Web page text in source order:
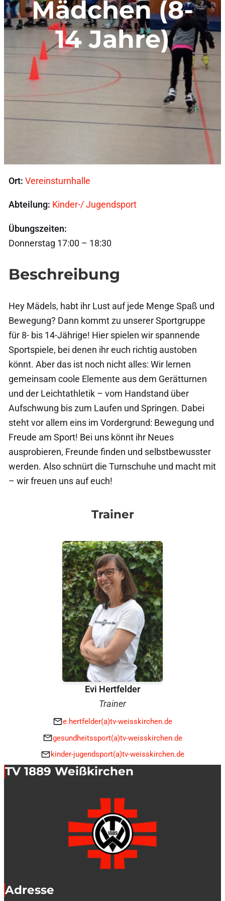
Mädchen (8-
14 Jahre)
Ort: Vereinsturnhalle
Abteilung: Kinder-/ Jugendsport
Übungszeiten:
Donnerstag 17:00 – 18:30
Beschreibung
Hey Mädels, habt ihr Lust auf jede Menge Spaß und
Bewegung? Dann kommt zu unserer Sportgruppe
für 8- bis 14-Jährige! Hier spielen wir spannende
Sportspiele, bei denen ihr euch richtig austoben
könnt. Aber das ist noch nicht alles: Wir lernen
gemeinsam coole Elemente aus dem Gerätturnen
und der Leichtathletik – vom Handstand über
Aufschwung bis zum Laufen und Springen. Dabei
steht vor allem eins im Vordergrund: Bewegung und
Freude am Sport! Bei uns könnt ihr Neues
ausprobieren, Freunde finden und selbstbewusster
werden. Also schnürt die Turnschuhe und macht mit
– wir freuen uns auf euch!
Trainer
Evi Hertfelder
Trainer
e.hertfelder(a)tv-weisskirchen.de
gesundheitssport(a)tv-weisskirchen.de
kinder-jugendsport(a)tv-weisskirchen.de
TV 1889 Weißkirchen
Adresse